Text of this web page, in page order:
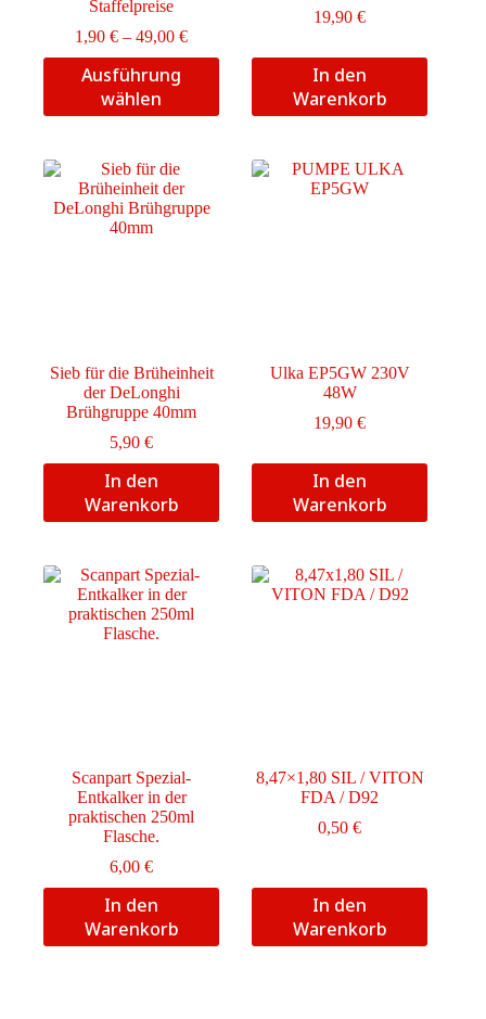
Staffelpreise
1,90€ –49,00€Preisspanne:
1,90 €
Ausführung
wählen
Dieses
Produkt
weist
auf.
Die
Optionen
können
19,90€
In den
Warenkorb
Sieb für die Brüheinheit
der DeLonghi
Brühgruppe 40mm
5,90€
In den
Warenkorb
Ulka EP5GW 230V
48W
19,90€
In den
Warenkorb
Scanpart Spezial-
Entkalker in der
praktischen 250ml
Flasche.
6,00€
In den
Warenkorb
8,47×1,80 SIL / VITON
FDA / D92
0,50€
In den
Warenkorb